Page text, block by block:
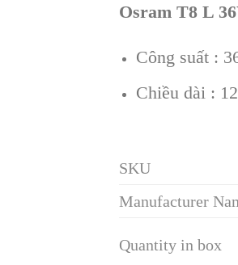
Osram T8 L
Công suất :
Chiều dài :
SKU
Manufacturer
Quantity in box